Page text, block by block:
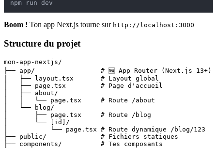
Boom ! Ton app Next.js tourne sur http://localhost:3000
Structure du projet
mon-app-nextjs/
├── app/                 # 🆕 App Router (Next.js 13+)
│   ├── layout.tsx       # Layout global
│   ├── page.tsx         # Page d'accueil
│   ├── about/
│   │   └── page.tsx     # Route /about
│   └── blog/
│       ├── page.tsx     # Route /blog
│       └── [id]/
│           └── page.tsx # Route dynamique /blog/123
├── public/              # Fichiers statiques
├── components/          # Tes composants